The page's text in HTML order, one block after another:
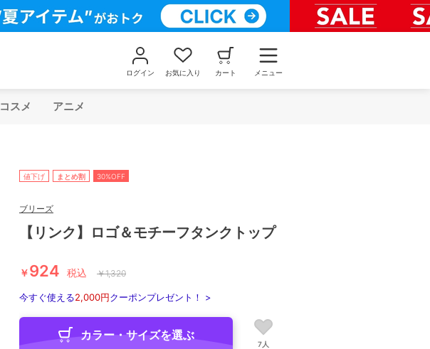
ログイン お気に入り カート メニュー
コスメ アニメ
値下げ まとめ割 30%OFF
ブリーズ
【リンク】ロゴ＆モチーフタンクトップ
￥924 税込 ￥1,320
今すぐ使える2,000円クーポンプレゼント！ >
カラー・サイズを選ぶ
7人